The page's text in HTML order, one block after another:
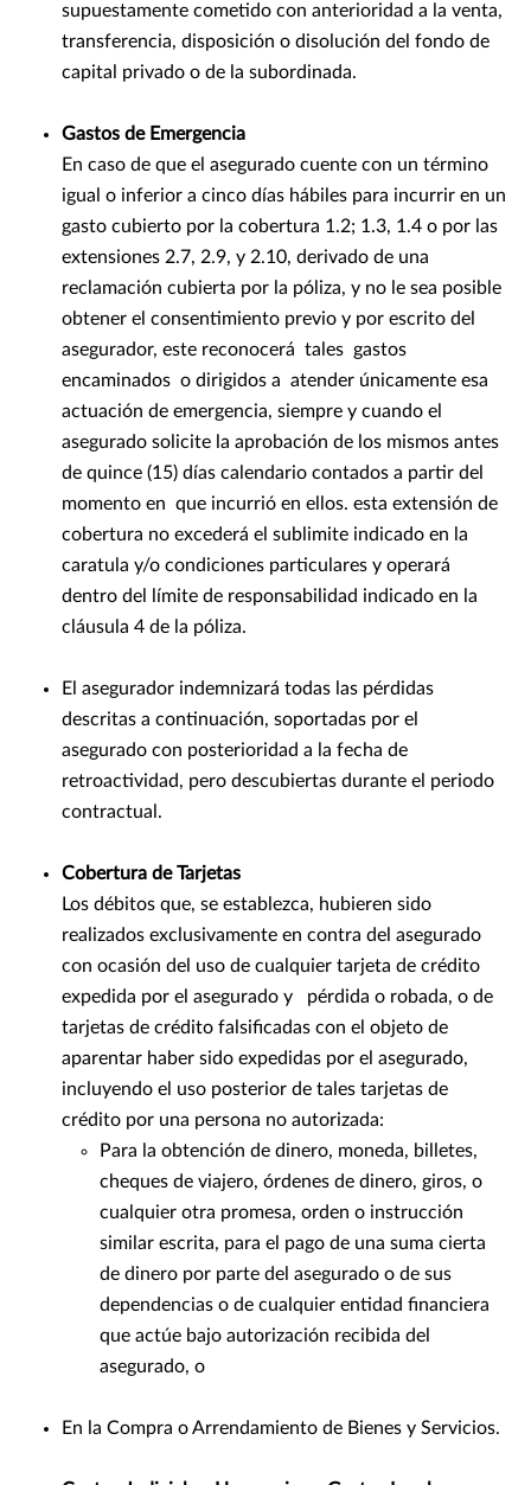
supuestamente cometido con anterioridad a la venta,
transferencia, disposición o disolución del fondo de
capital privado o de la subordinada.
Gastos de Emergencia
En caso de que el asegurado cuente con un término
igual o inferior a cinco días hábiles para incurrir en un
gasto cubierto por la cobertura 1.2; 1.3, 1.4 o por las
extensiones 2.7, 2.9, y 2.10, derivado de una
reclamación cubierta por la póliza, y no le sea posible
obtener el consentimiento previo y por escrito del
asegurador, este reconocerá tales gastos
encaminados o dirigidos a atender únicamente esa
actuación de emergencia, siempre y cuando el
asegurado solicite la aprobación de los mismos antes
de quince (15) días calendario contados a partir del
momento en que incurrió en ellos. esta extensión de
cobertura no excederá el sublimite indicado en la
caratula y/o condiciones particulares y operará
dentro del límite de responsabilidad indicado en la
cláusula 4 de la póliza.
El asegurador indemnizará todas las pérdidas
descritas a continuación, soportadas por el
asegurado con posterioridad a la fecha de
retroactividad, pero descubiertas durante el periodo
contractual.
Cobertura de Tarjetas
Los débitos que, se establezca, hubieren sido
realizados exclusivamente en contra del asegurado
con ocasión del uso de cualquier tarjeta de crédito
expedida por el asegurado y pérdida o robada, o de
tarjetas de crédito falsificadas con el objeto de
aparentar haber sido expedidas por el asegurado,
incluyendo el uso posterior de tales tarjetas de
crédito por una persona no autorizada:
Para la obtención de dinero, moneda, billetes,
cheques de viajero, órdenes de dinero, giros, o
cualquier otra promesa, orden o instrucción
similar escrita, para el pago de una suma cierta
de dinero por parte del asegurado o de sus
dependencias o de cualquier entidad financiera
que actúe bajo autorización recibida del
asegurado, o
En la Compra o Arrendamiento de Bienes y Servicios.